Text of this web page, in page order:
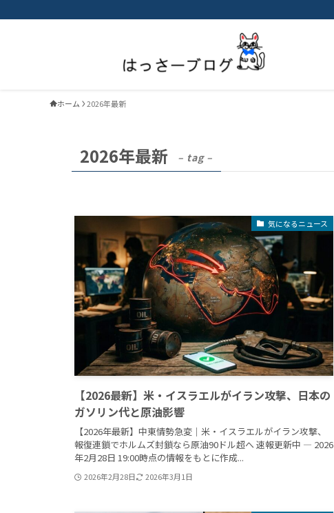
ホーム 2026年最新
2026年最新 – tag –
気になるニュース
【2026最新】米・イスラエルがイラン攻撃、日本の
ガソリン代と原油影響
【2026年最新】中東情勢急変｜米・イスラエルがイラン攻撃、
報復連鎖でホルムズ封鎖なら原油90ドル超へ 速報更新中 — 2026
年2月28日 19:00時点の情報をもとに作成...
2026年2月28日 2026年3月1日